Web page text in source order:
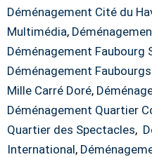
Déménagement Cité du
Multimédia,
Déménagement Faubourg
Déménagement
Mille Carré Doré,
Déménagement Quartier
Quartier des Spectacles,
International,